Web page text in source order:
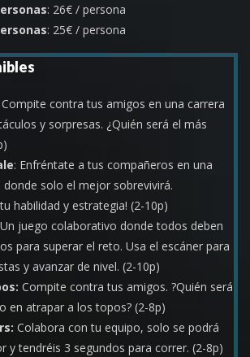
: 26€ / persona
: 25€ / persona
Compite contra tus amigos en una carrera
y sorpresas. ¿Quién será el más
: Enfréntate a tus compañeros en una
donde solo el mejor sobrevivirá.
habilidad y estrategia! (2-10p)
juego colaborativo donde todos deben
para superar el reto. Usa el escáner para
y avanzar de nivel. (2-10p)
Compite contra tus amigos. ?Quién será
en atrapar a los topos? (2-8p)
Colabora con tu equipo, solo se podrá
y tendréis 3 segundos para correr. (2-8p)